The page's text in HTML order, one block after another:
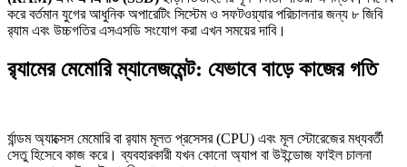
করে বর্তমান যুগের আধুনিক অপারেটিং সিস্টেম ও সফটওয়্যার পরিচালনার জন্য ৮ জিবি
র‍্যাম এবং উচ্চগতির এসএসডি সংযোগ করা এখন সময়ের দাবি।
র‍্যামের মেমোরি ম্যানেজমেন্ট: যেভাবে বাড়ে কাজের গতি
র্যান্ডম অ্যাক্সেস মেমোরি বা র‍্যাম মূলত প্রসেসর (CPU) এবং মূল স্টোরেজের মধ্যবর্তী
সেতু হিসেবে কাজ করে। ব্যবহারকারী যখন কোনো অ্যাপ বা উইন্ডোজ ফাইল চালনা